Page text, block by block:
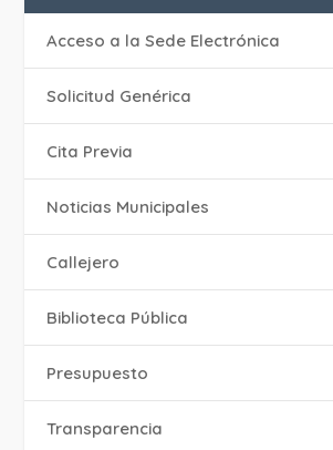
Acceso a la Sede Electrónica
Solicitud Genérica
Cita Previa
‎Noticias Municipales
Callejero
Biblioteca Pública
Presupuesto
Transparencia